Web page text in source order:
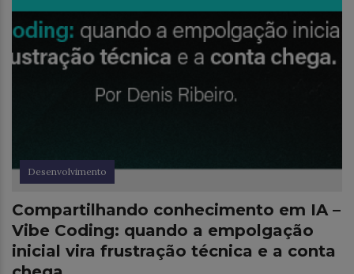
Desenvolvimento
Compartilhando conhecimento em IA –
Vibe Coding: quando a empolgação
inicial vira frustração técnica e a conta